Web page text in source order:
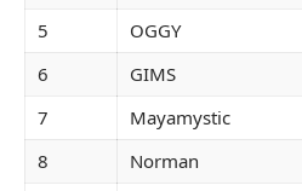
5
OGGY
6
GIMS
7
Mayamystic
8
Norman